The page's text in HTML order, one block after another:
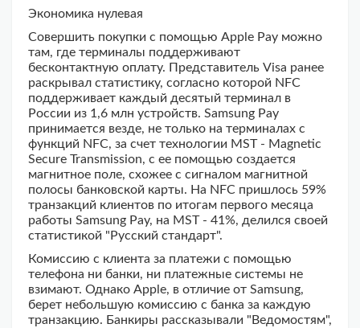
Экономика нулевая
Совершить покупки с помощью Apple Pay можно
там, где терминалы поддерживают
бесконтактную оплату. Представитель Visa ранее
раскрывал статистику, согласно которой NFC
поддерживает каждый десятый терминал в
России из 1,6 млн устройств. Samsung Pay
принимается везде, не только на терминалах с
функций NFC, за счет технологии MST - Magnetic
Secure Transmission, с ее помощью создается
магнитное поле, схожее с сигналом магнитной
полосы банковской карты. На NFC пришлось 59%
транзакций клиентов по итогам первого месяца
работы Samsung Pay, на MST - 41%, делился своей
статистикой "Русский стандарт".
Комиссию с клиента за платежи с помощью
телефона ни банки, ни платежные системы не
взимают. Однако Apple, в отличие от Samsung,
берет небольшую комиссию с банка за каждую
транзакцию. Банкиры рассказывали "Ведомостям",